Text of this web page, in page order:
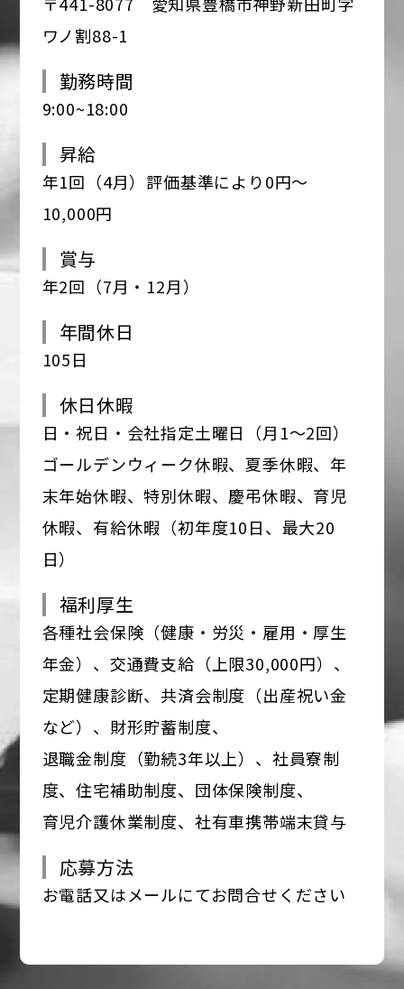
ワノ割88-1
勤務時間
9:00~18:00
昇給
年1回（4月）評価基準により0円～
10,000円
賞与
年2回（7月・12月）
年間休日
105日
休日休暇
日・祝日・会社指定土曜日（月1～2回）
ゴールデンウィーク休暇、夏季休暇、年
末年始休暇、特別休暇、慶弔休暇、育児
休暇、有給休暇（初年度10日、最大20
日）
福利厚生
各種社会保険（健康・労災・雇用・厚生
年金）、交通費支給（上限30,000円）、
定期健康診断、共済会制度（出産祝い金
など）、財形貯蓄制度、
退職金制度（勤続3年以上）、社員寮制
度、住宅補助制度、団体保険制度、
育児介護休業制度、社有車携帯端末貸与
応募方法
お電話又はメールにてお問合せください